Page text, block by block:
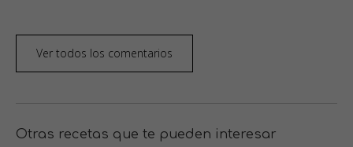
Ver todos los comentarios
Otras recetas que te pueden interesar